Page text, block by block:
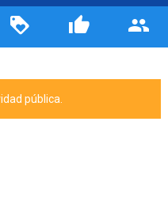
pública.